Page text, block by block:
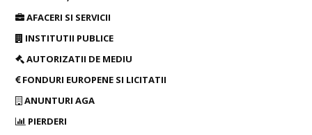
AFACERI SI SERVICII
INSTITUTII PUBLICE
AUTORIZATII DE MEDIU
FONDURI EUROPENE SI LICITATII
ANUNTURI AGA
PIERDERI